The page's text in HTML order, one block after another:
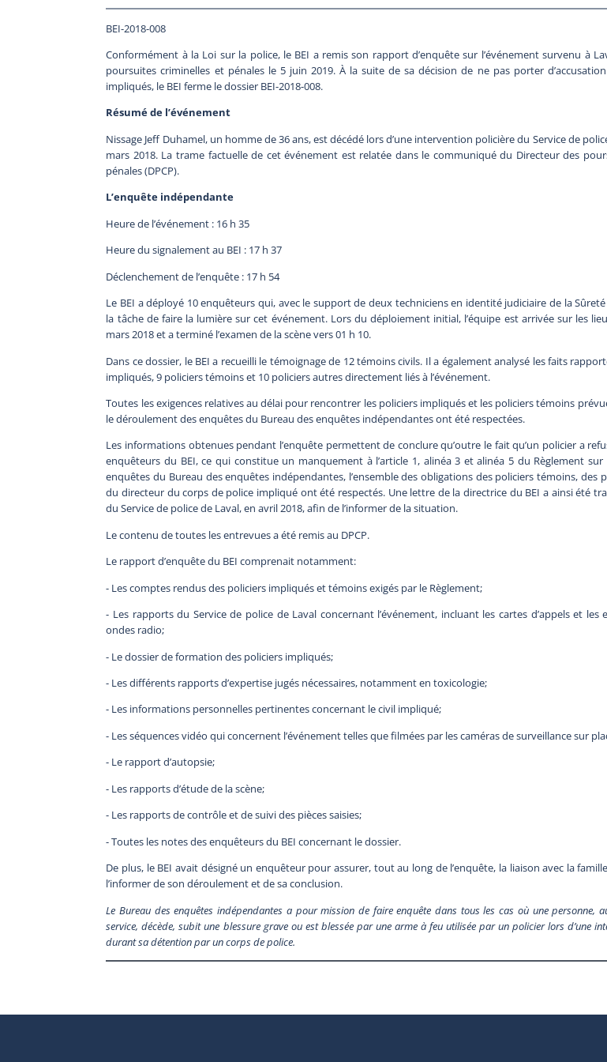
BEI-2018-008
Conformément à la Loi sur la police, le BEI a remis son rapport d’enquête sur l’événement survenu à
poursuites criminelles et pénales le 5 juin 2019. À la suite de sa décision de ne pas porter
impliqués, le BEI ferme le dossier BEI-2018-008.
Résumé de l’événement
Nissage Jeff Duhamel, un homme de 36 ans, est décédé lors d’une intervention policière du Service de
mars 2018. La trame factuelle de cet événement est relatée dans le communiqué du Directeur des
pénales (DPCP).
L’enquête indépendante
Heure de l’événement : 16 h 35
Heure du signalement au BEI : 17 h 37
Déclenchement de l’enquête : 17 h 54
Le BEI a déployé 10 enquêteurs qui, avec le support de deux techniciens en identité judiciaire de la
la tâche de faire la lumière sur cet événement. Lors du déploiement initial, l’équipe est arrivée sur les
mars 2018 et a terminé l’examen de la scène vers 01 h 10.
Dans ce dossier, le BEI a recueilli le témoignage de 12 témoins civils. Il a également analysé les faits
impliqués, 9 policiers témoins et 10 policiers autres directement liés à l’événement.
Toutes les exigences relatives au délai pour rencontrer les policiers impliqués et les policiers témoins
le déroulement des enquêtes du Bureau des enquêtes indépendantes ont été respectées.
Les informations obtenues pendant l’enquête permettent de conclure qu’outre le fait qu’un policier a
enquêteurs du BEI, ce qui constitue un manquement à l’article 1, alinéa 3 et alinéa 5 du Règlement
enquêtes du Bureau des enquêtes indépendantes, l’ensemble des obligations des policiers témoins, des
du directeur du corps de police impliqué ont été respectés. Une lettre de la directrice du BEI a ainsi été
du Service de police de Laval, en avril 2018, afin de l’informer de la situation.
Le contenu de toutes les entrevues a été remis au DPCP.
Le rapport d’enquête du BEI comprenait notamment:
- Les comptes rendus des policiers impliqués et témoins exigés par le Règlement;
- Les rapports du Service de police de Laval concernant l’événement, incluant les cartes d’appels et les
ondes radio;
- Le dossier de formation des policiers impliqués;
- Les différents rapports d’expertise jugés nécessaires, notamment en toxicologie;
- Les informations personnelles pertinentes concernant le civil impliqué;
- Les séquences vidéo qui concernent l’événement telles que filmées par les caméras de surveillance sur
- Le rapport d’autopsie;
- Les rapports d’étude de la scène;
- Les rapports de contrôle et de suivi des pièces saisies;
- Toutes les notes des enquêteurs du BEI concernant le dossier.
De plus, le BEI avait désigné un enquêteur pour assurer, tout au long de l’enquête, la liaison avec la
l’informer de son déroulement et de sa conclusion.
Le Bureau des enquêtes indépendantes a pour mission de faire enquête dans tous les cas où une personne,
service, décède, subit une blessure grave ou est blessée par une arme à feu utilisée par un policier lors d’une
durant sa détention par un corps de police.